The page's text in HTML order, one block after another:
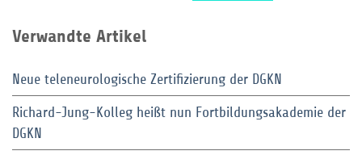
Verwandte Artikel
Neue teleneurologische Zertifizierung der DGKN
Richard-Jung-Kolleg heißt nun Fortbildungsakademie der
DGKN